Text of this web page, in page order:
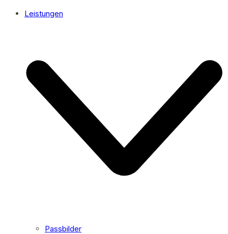
Leistungen
Passbilder